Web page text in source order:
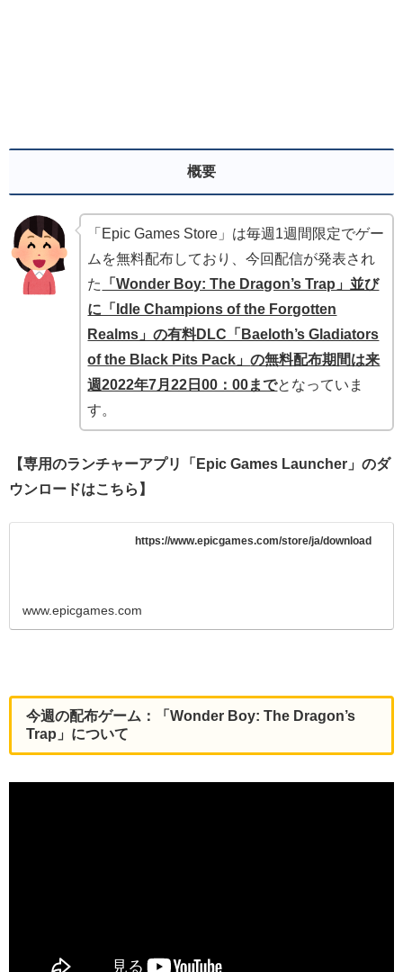
概要
「Epic Games Store」は毎週1週間限定でゲー
ムを無料配布しており、今回配信が発表され
た
「Wonder Boy: The Dragon’s Trap」並び
に「Idle Champions of the Forgotten
Realms」の有料DLC「Baeloth’s Gladiators
of the Black Pits Pack」の無料配布期間は来
週2022年7月22日00：00までとなっていま
す。
【専用のランチャーアプリ「Epic Games Launcher」のダ
ウンロードはこちら】
https://www.epicgames.com/store/ja/download
www.epicgames.com
今週の配布ゲーム：「Wonder Boy: The Dragon’s
Trap」について